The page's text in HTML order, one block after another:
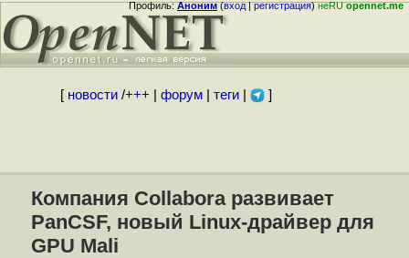
Профиль:Аноним(вход|регистрация)неRUopennet.me
[ новости/+++ форум| теги| ]
Компания Collabora развивает
PanCSF, новый Linux-драйвер для
GPU Mali